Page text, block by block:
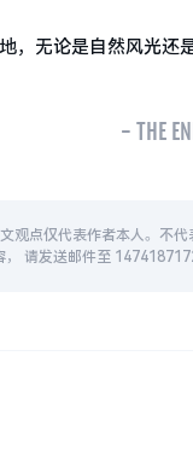
，无论是自然风光
- THE
观点仅代表作者本人。不
请发送邮件至